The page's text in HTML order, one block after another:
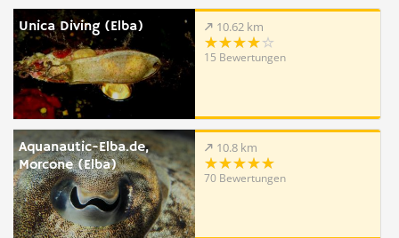
Unica Diving (Elba) 10.62 km
15 Bewertungen
Aquanautic-Elba.de,
Morcone (Elba)
10.8 km
70 Bewertungen